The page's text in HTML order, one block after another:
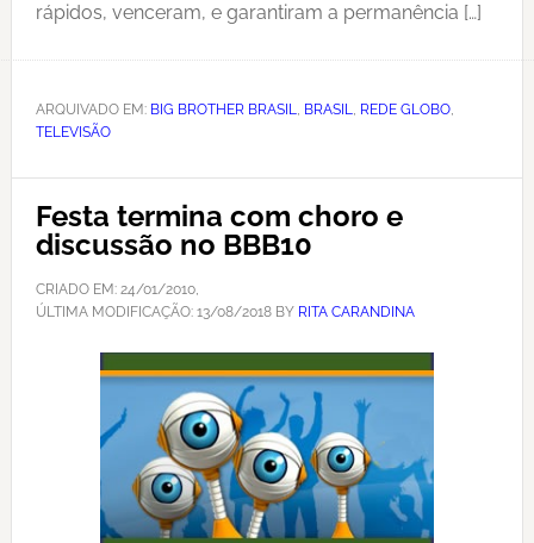
rápidos, venceram, e garantiram a permanência […]
ARQUIVADO EM: BIG BROTHER BRASIL, BRASIL, REDE GLOBO,
TELEVISÃO
Festa termina com choro e
discussão no BBB10
CRIADO EM: 24/01/2010,
ÚLTIMA MODIFICAÇÃO: 13/08/2018BY RITA CARANDINA